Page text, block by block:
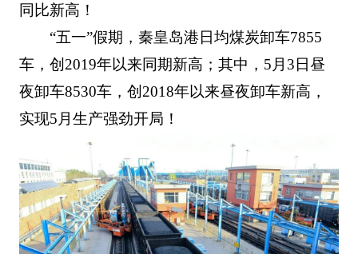
同比新高！
“五一”假期，秦皇岛港日均煤炭卸车7855
车，创2019年以来同期新高；其中，5月3日昼
夜卸车8530车，创2018年以来昼夜卸车新高，
实现5月生产强劲开局！